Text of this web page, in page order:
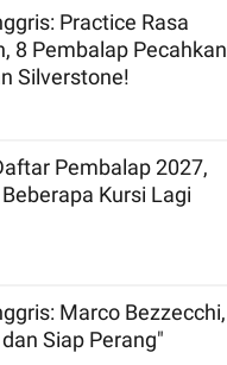
Practice Rasa
8 Pembalap Pecahkan
Silverstone!
Pembalap 2027,
Kursi Lagi
Marco Bezzecchi,
Siap Perang"